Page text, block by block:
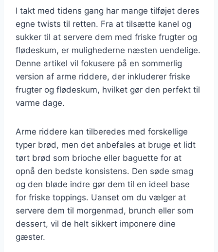
I takt med tidens gang har mange tilføjet deres
egne twists til retten. Fra at tilsætte kanel og
sukker til at servere dem med friske frugter og
flødeskum, er mulighederne næsten uendelige.
Denne artikel vil fokusere på en sommerlig
version af arme riddere, der inkluderer friske
frugter og flødeskum, hvilket gør den perfekt til
varme dage.
Arme riddere kan tilberedes med forskellige
typer brød, men det anbefales at bruge et lidt
tørt brød som brioche eller baguette for at
opnå den bedste konsistens. Den søde smag
og den bløde indre gør dem til en ideel base
for friske toppings. Uanset om du vælger at
servere dem til morgenmad, brunch eller som
dessert, vil de helt sikkert imponere dine
gæster.